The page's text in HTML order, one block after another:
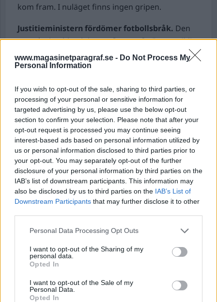
www.magasinetparagraf.se - Do Not Process My
Personal Information
If you wish to opt-out of the sale, sharing to third parties, or
processing of your personal or sensitive information for
targeted advertising by us, please use the below opt-out
section to confirm your selection. Please note that after your
opt-out request is processed you may continue seeing
interest-based ads based on personal information utilized by
us or personal information disclosed to third parties prior to
your opt-out. You may separately opt-out of the further
disclosure of your personal information by third parties on the
IAB’s list of downstream participants. This information may
also be disclosed by us to third parties on the IAB’s List of
Downstream Participants that may further disclose it to other
Personal Data Processing Opt Outs
I want to opt-out of the Sharing of my
personal data.
Opted In
I want to opt-out of the Sale of my
Personal Data.
Opted In
kom fram. I nuläget finns ingen gripen.
Justitieministern fördömer fotbollsbråk. Den
svenske justitieministern Gunnar Strömmer (M),
uttalade sig med anledning av det bråk som
uppstod under söndagens match mellan
avbryta matchen i 76:e minuten efter att
supportrar kastat in bland annat pyroteknik på
planen.
– Alla är väl överens om att det inte är
acceptabelt att det kastas in olika typer av
pyroteknik, säger Strömmer i SVT:s
Nyhetsmorgon.
Pendeltåg utrymt efter misstänkt väska. Ett
pendeltåg samt perrongen vid Spånga station,
norr om Stockholm, utrymdes under måndagen
efter att någon larmat om att en okänd väska
– Det är ingen på tåget som äger väskan om man
säger så. Vi ska titta på om det kan röra sig om
presstalesperson vid polisen till Aftonbladet i